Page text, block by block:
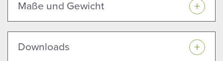
Maße und Gewicht
Downloads